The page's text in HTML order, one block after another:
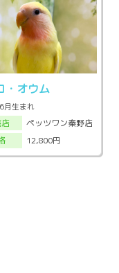
・オウム
月生まれ
ペッツワン秦野店
12,800円